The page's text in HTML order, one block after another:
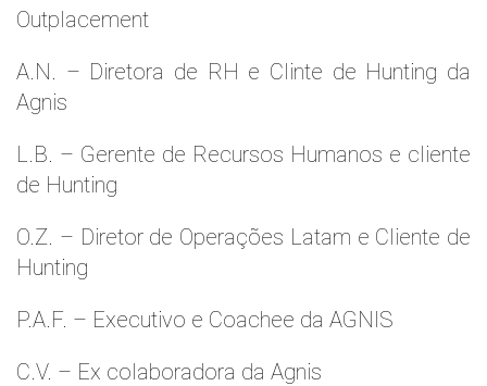
Outplacement
A.N. – Diretora de RH e Clinte de Hunting da
Agnis
L.B. – Gerente de Recursos Humanos e cliente
de Hunting
O.Z. – Diretor de Operações Latam e Cliente de
Hunting
P.A.F. – Executivo e Coachee da AGNIS
C.V. – Ex colaboradora da Agnis